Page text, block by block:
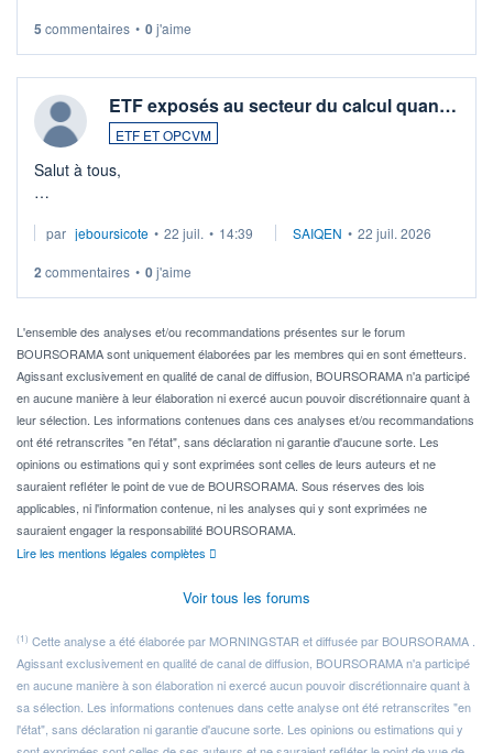
5 commentaires • 0j'aime
ETF exposés au secteur du calcul quan…
ETF ET OPCVM
Salut à tous,
via un ETF plutôt que des actions individuelles.
Idéalement, je voudrais qu'il soit éligible au PEA.
Pour l' ...
par jeboursicote • 22 juil. • 14:39 SAIQEN • 22 juil. 2026
2 commentaires • 0j'aime
L'ensemble des analyses et/ou recommandations présentes sur le forum
BOURSORAMA sont uniquement élaborées par les membres qui en sont émetteurs.
Agissant exclusivement en qualité de canal de diffusion, BOURSORAMA n'a participé
en aucune manière à leur élaboration ni exercé aucun pouvoir discrétionnaire quant à
leur sélection. Les informations contenues dans ces analyses et/ou recommandations
ont été retranscrites "en l'état", sans déclaration ni garantie d'aucune sorte. Les
opinions ou estimations qui y sont exprimées sont celles de leurs auteurs et ne
sauraient refléter le point de vue de BOURSORAMA. Sous réserves des lois
applicables, ni l'information contenue, ni les analyses qui y sont exprimées ne
sauraient engager la responsabilité BOURSORAMA.
Lire les mentions légales complètes
Voir tous les forums
(1) Cette analyse a été élaborée par MORNINGSTAR et diffusée par BOURSORAMA .
Agissant exclusivement en qualité de canal de diffusion, BOURSORAMA n'a participé
en aucune manière à son élaboration ni exercé aucun pouvoir discrétionnaire quant à
sa sélection. Les informations contenues dans cette analyse ont été retranscrites "en
l'état", sans déclaration ni garantie d'aucune sorte. Les opinions ou estimations qui y